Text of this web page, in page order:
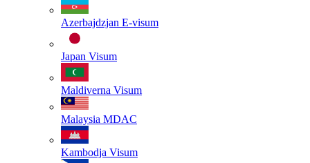
Azerbajdzjan E-visum
Japan Visum
Maldiverna Visum
Malaysia MDAC
Kambodja Visum